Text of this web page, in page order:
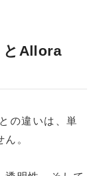
とAllora
の違いは、単
。